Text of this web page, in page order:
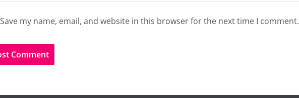
Save my name, email, and website in this browser for the next time I comment.